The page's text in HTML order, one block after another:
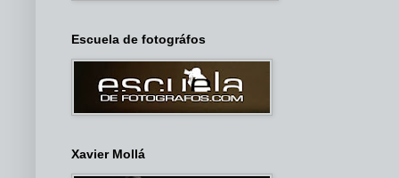
Escuela de fotográfos
Xavier Mollá